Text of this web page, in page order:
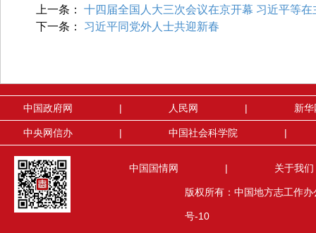
上一条：
十四届全国人大三次会议在京开幕 习近平等在
下一条：
习近平同党外人士共迎新春
中国政府网 | 人民网 | 新华
中央网信办 | 中国社会科学院 |
中国国情网 | 关于我们
版权所有：中国地方志工
号-10